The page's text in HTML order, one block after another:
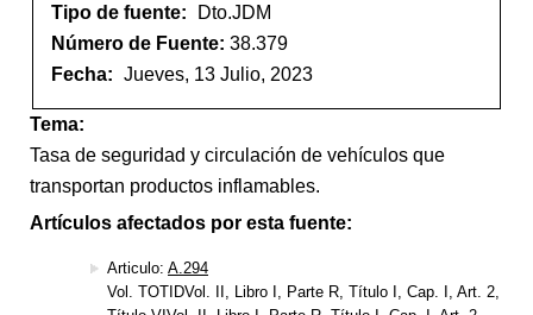
Tipo de fuente:
Dto.JDM
Número de Fuente: 38.379
Fecha: Jueves, 13 Julio, 2023
Tema:
Tasa de seguridad y circulación de vehículos que
transportan productos inflamables.
Artículos afectados por esta fuente:
Articulo: A.294
Vol. TOTIDVol. II, Libro I, Parte R, Título I, Cap. I, Art. 2,